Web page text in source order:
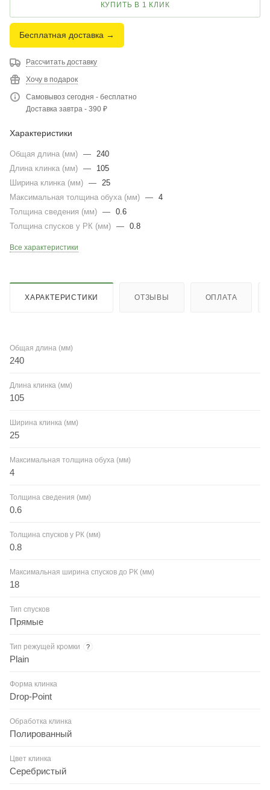
КУПИТЬ В 1 КЛИК
Бесплатная доставка →
Рассчитать доставку
Хочу в подарок
Самовывоз сегодня - бесплатно
Доставка завтра - 390 ₽
Характеристики
Общая длина (мм) — 240
Длина клинка (мм) —
105
Ширина клинка (мм) — 25
Максимальная толщина обуха (мм) — 4
Толщина сведения (мм) — 0.6
Толщина спусков у РК (мм) — 0.8
Все характеристики
ХАРАКТЕРИСТИКИ ОТЗЫВЫ ОПЛАТА
Общая длина (мм)
240
Длина клинка (мм)
105
Ширина клинка (мм)
25
Максимальная толщина обуха (мм)
4
Толщина сведения (мм)
0.6
Толщина спусков у РК (мм)
0.8
Максимальная ширина спусков до РК (мм)
18
Тип спусков
Прямые
Тип режущей кромки ?
Plain
Форма клинка
Drop-Point
Обработка клинка
Полированный
Цвет клинка
Серебристый